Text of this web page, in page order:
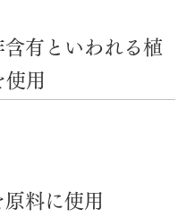
有といわれる植
用
料に使用